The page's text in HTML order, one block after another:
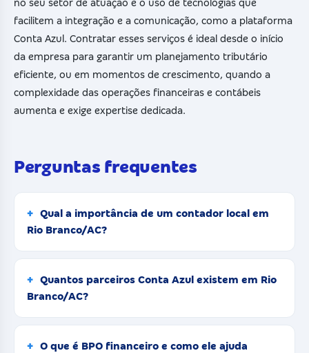
no seu setor de atuação e o uso de tecnologias que
facilitem a integração e a comunicação, como a plataforma
Conta Azul. Contratar esses serviços é ideal desde o início
da empresa para garantir um planejamento tributário
eficiente, ou em momentos de crescimento, quando a
complexidade das operações financeiras e contábeis
aumenta e exige expertise dedicada.
Perguntas frequentes
Qual a importância de um contador local em
Rio Branco/AC?
Quantos parceiros Conta Azul existem em Rio
Branco/AC?
O que é BPO financeiro e como ele ajuda